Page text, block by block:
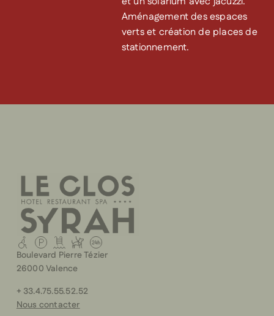
Aménagement des espaces
verts et création de places de
stationnement.
Boulevard Pierre Tézier
26000 Valence
+ 33.4.75.55.52.52
Nous contacter